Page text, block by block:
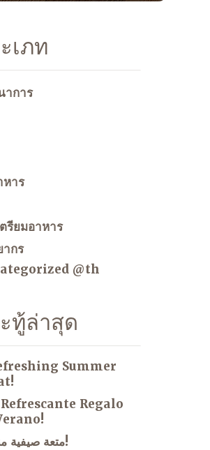
เภท
าการ
หาร
รียมอาหาร
กร
@th
ทู้ล่าสุด
Summer
Refrescante Regalo
متعة صيفية منعشة!